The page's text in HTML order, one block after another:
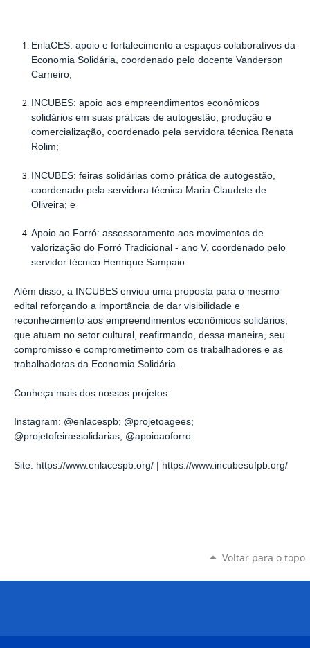
EnlaCES: apoio e fortalecimento a espaços colaborativos da
Economia Solidária, coordenado pelo docente Vanderson
Carneiro;
INCUBES: apoio aos empreendimentos econômicos
solidários em suas práticas de autogestão, produção e
comercialização, coordenado pela servidora técnica Renata
Rolim;
INCUBES: feiras solidárias como prática de autogestão,
coordenado pela servidora técnica Maria Claudete de
Oliveira; e
Apoio ao Forró: assessoramento aos movimentos de
valorização do Forró Tradicional - ano V, coordenado pelo
servidor técnico Henrique Sampaio.
Além disso, a INCUBES enviou uma proposta para o mesmo
edital reforçando a importância de dar visibilidade e
reconhecimento aos empreendimentos econômicos solidários,
que atuam no setor cultural, reafirmando, dessa maneira, seu
compromisso e comprometimento com os trabalhadores e as
trabalhadoras da Economia Solidária.
Conheça mais dos nossos projetos:
Instagram: @enlacespb; @projetoagees;
@projetofeirassolidarias; @apoioaoforro
Site: https://www.enlacespb.org/ | https://www.incubesufpb.org/
Voltar para o topo